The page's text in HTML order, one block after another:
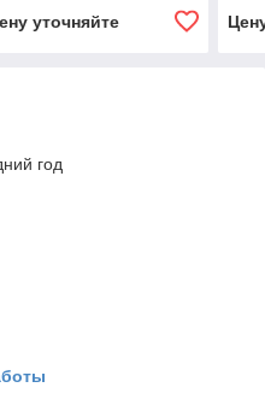
уточняйте
год